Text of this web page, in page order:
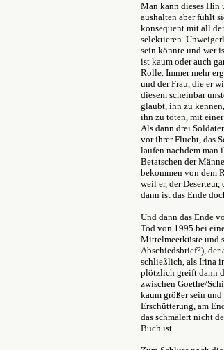
Man kann dieses Hin
aushalten aber fühlt
konsequent mit all
selektieren.
sein könnte und wer
ist kaum oder auch
Rolle. Immer mehr
und der Frau, die er
diesem scheinbar
glaubt, ihn zu
ihn zu töten, mit
Als dann drei
vor ihrer Flucht, das
laufen nachdem man
Betatschen der
bekommen von dem
weil er, der
dann ist das Ende
Und dann das Ende
Tod von 1995 bei
Mittelmeerküste und
Abschiedsbrief?), der
schließlich, als Irina
plötzlich greift dann
zwischen Goethe/
kaum größer sein
Erschütterung, am
das schmälert nicht
Buch ist.